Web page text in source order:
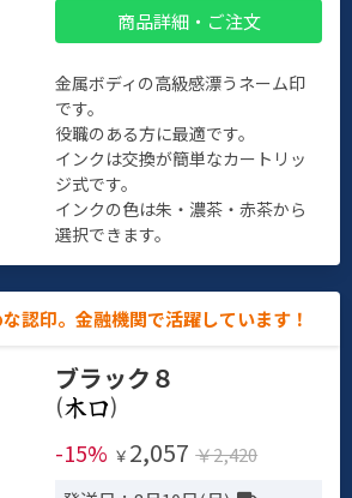
商品詳細・ご注文
金属ボディの高級感漂うネーム印
です。
役職のある方に最適です。
インクは交換が簡単なカートリッ
ジ式です。
インクの色は朱・濃茶・赤茶から
選択できます。
認印。金融機関で活躍しています！
ブラック８
(
)
-15% ￥ 2,057 ￥2,420